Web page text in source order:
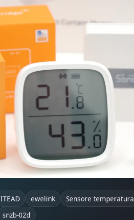
ITEAD ewelink Sensore temperatura
snzb-02d